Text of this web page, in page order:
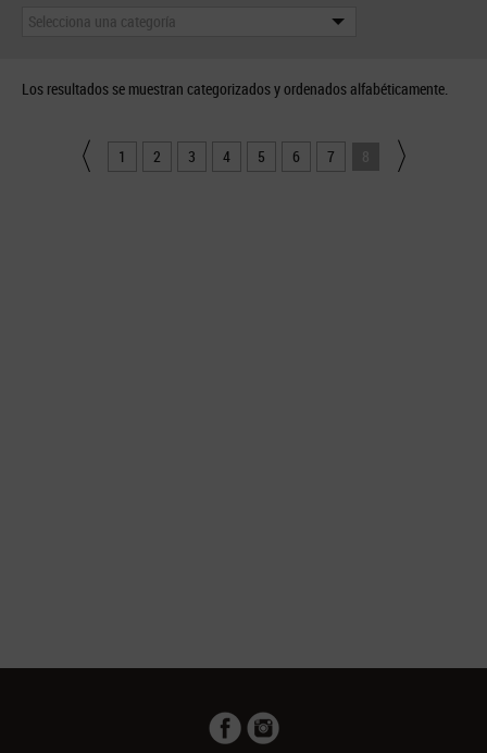
Selecciona una categoría
Los resultados se muestran categorizados y ordenados alfabéticamente.
1 2 3 4 5 6 7 8